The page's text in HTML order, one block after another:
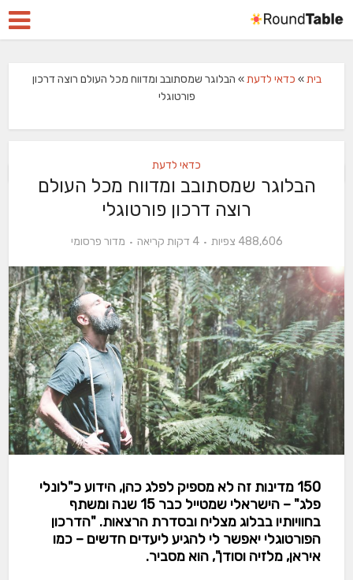
בית» כדאי לדעת» הבלוגר שמסתובב ומדווח מכל העולם רוצה דרכון
פורטוגלי
כדאי לדעת
הבלוגר שמסתובב ומדווח מכל העולם
רוצה דרכון פורטוגלי
488,606 צפיות 4 דקות קריאה מדור פרסומי
150 מדינות זה לא מספיק לפלג כהן, הידוע כ"לונלי
פלג" – הישראלי שמטייל כבר 15 שנה ומשתף
בחוויותיו בבלוג מצליח ובסדרת הרצאות. "הדרכון
הפורטוגלי יאפשר לי להגיע ליעדים חדשים – כמו
איראן, מלזיה וסודן", הוא מסביר.